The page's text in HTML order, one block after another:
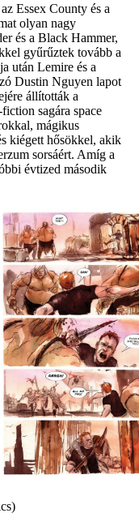
Essex County és a
olyan nagy
és a Black Hammer,
gyűrűztek tovább a
után Lemire és a
Dustin Nguyen lapot
állították a
sagára space
mágikus
kiégett hősökkel, akik
sorsáért. Amíg a
évtized második